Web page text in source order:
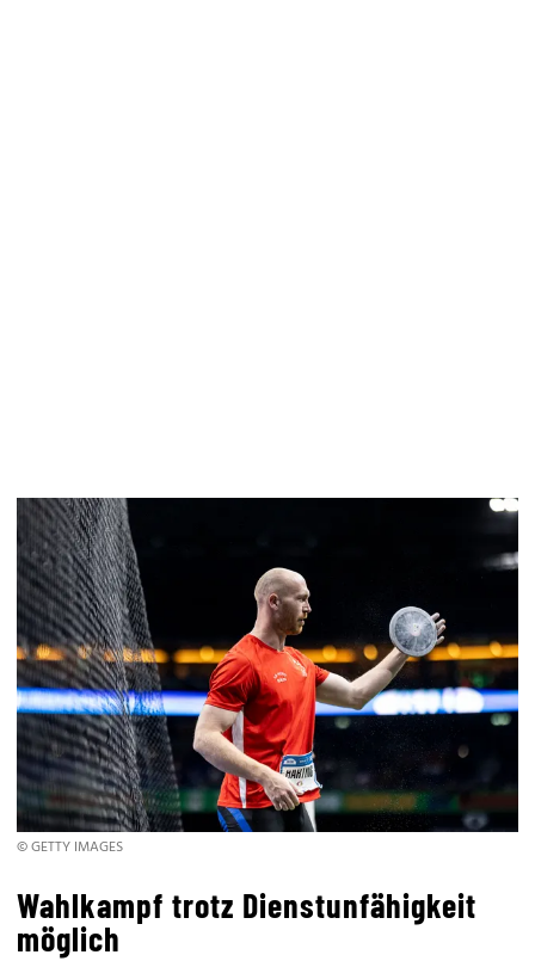
© GETTY IMAGES
Wahlkampf trotz Dienstunfähigkeit
möglich